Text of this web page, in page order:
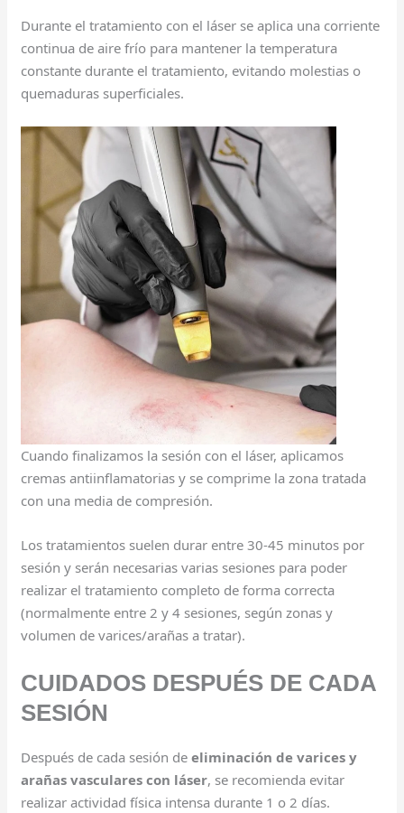
Durante el tratamiento con el láser se aplica una corriente
continua de aire frío para mantener la temperatura
constante durante el tratamiento, evitando molestias o
quemaduras superficiales.
Cuando finalizamos la sesión con el láser, aplicamos
cremas antiinflamatorias y se comprime la zona tratada
con una media de compresión.
Los tratamientos suelen durar entre 30-45 minutos por
sesión y serán necesarias varias sesiones para poder
realizar el tratamiento completo de forma correcta
(normalmente entre 2 y 4 sesiones, según zonas y
volumen de varices/arañas a tratar).
CUIDADOS DESPUÉS DE CADA
SESIÓN
Después de cada sesión deeliminación de varices y
arañas vasculares con láser, se recomienda evitar
realizar actividad física intensa durante 1 o 2 días.